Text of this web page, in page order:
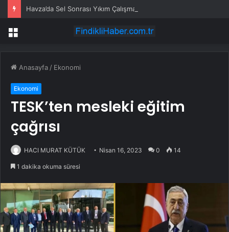
Havza’da Sel Sonrası Yıkım Çalışmaları Sürüyor
Menü
Anasayfa / Ekonomi
Ekonomi
TESK’ten mesleki eğitim
çağrısı
HACI MURAT KÜTÜK Nisan 16, 2023 0 14
1 dakika okuma süresi